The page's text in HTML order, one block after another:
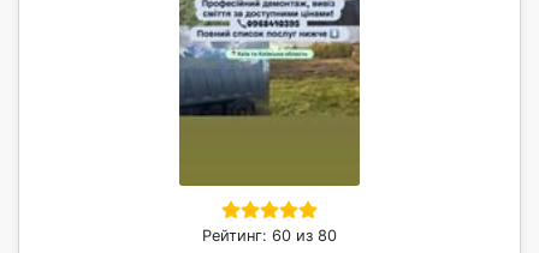
Рейтинг: 60 из 80